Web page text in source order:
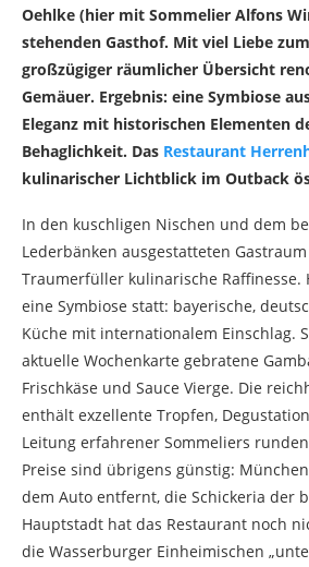
Oehlke (hier mit Sommelier Alfons
stehenden Gasthof. Mit viel Liebe
großzügiger räumlicher Übersicht
Gemäuer. Ergebnis: eine Symbiose
Eleganz mit historischen Elementen
Behaglichkeit. Das Restaurant
kulinarischer Lichtblick im Outback
In den kuschligen Nischen und dem
Lederbänken ausgestatteten
Traumerfüller kulinarische Raffinesse.
eine Symbiose statt: bayerische,
Küche mit internationalem Einschlag.
aktuelle Wochenkarte gebratene
Frischkäse und Sauce Vierge. Die
enthält exzellente Tropfen,
Leitung erfahrener Sommeliers
Preise sind übrigens günstig:
dem Auto entfernt, die Schickeria der
Hauptstadt hat das Restaurant noch
die Wasserburger Einheimischen